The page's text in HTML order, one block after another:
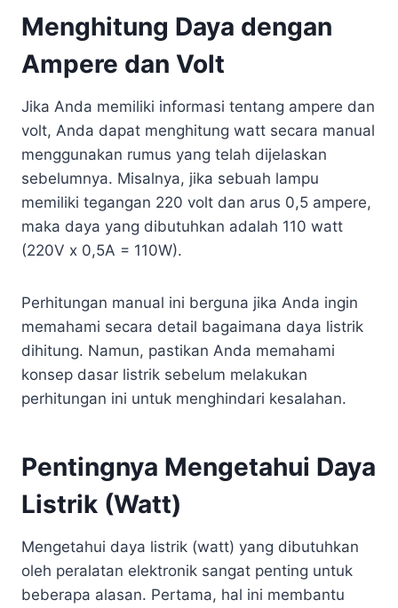
Menghitung Daya dengan
Ampere dan Volt
Jika Anda memiliki informasi tentang ampere dan
volt, Anda dapat menghitung watt secara manual
menggunakan rumus yang telah dijelaskan
sebelumnya. Misalnya, jika sebuah lampu
memiliki tegangan 220 volt dan arus 0,5 ampere,
maka daya yang dibutuhkan adalah 110 watt
(220V x 0,5A = 110W).
Perhitungan manual ini berguna jika Anda ingin
memahami secara detail bagaimana daya listrik
dihitung. Namun, pastikan Anda memahami
konsep dasar listrik sebelum melakukan
perhitungan ini untuk menghindari kesalahan.
Pentingnya Mengetahui Daya
Listrik (Watt)
Mengetahui daya listrik (watt) yang dibutuhkan
oleh peralatan elektronik sangat penting untuk
beberapa alasan. Pertama, hal ini membantu